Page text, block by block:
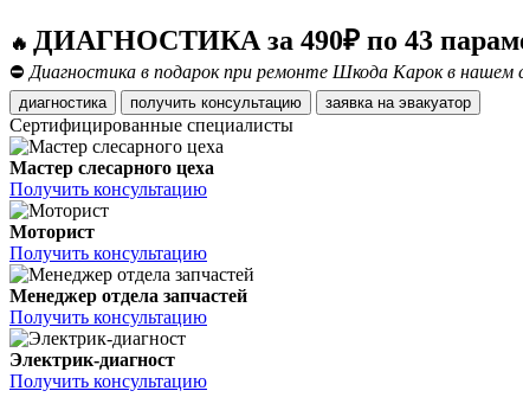
🔥 ДИАГНОСТИКА за 490₽ по 43
⛔ Диагностика в подарок при ремонте Шкода Карок в нашем
диагностика получить консультацию заявка на эвакуатор
Сертифицированные специалисты
Мастер слесарного цеха
Получить консультацию
Моторист
Получить консультацию
Менеджер отдела запчастей
Получить консультацию
Электрик-диагност
Получить консультацию